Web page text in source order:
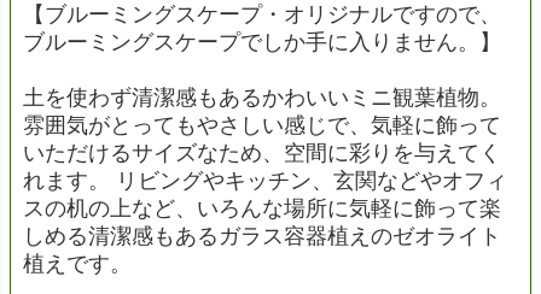
【ブルーミングスケープ・オリジナルですので、
ブルーミングスケープでしか手に入りません。】
土を使わず清潔感もあるかわいいミニ観葉植物。
雰囲気がとってもやさしい感じで、気軽に飾って
いただけるサイズなため、空間に彩りを与えてく
れます。 リビングやキッチン、玄関などやオフィ
スの机の上など、いろんな場所に気軽に飾って楽
しめる清潔感もあるガラス容器植えのゼオライト
植えです。